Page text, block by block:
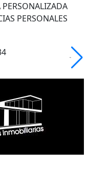
PERSONALES